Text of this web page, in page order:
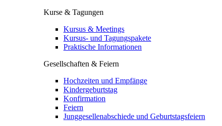
Kurse & Tagungen
Kursus & Meetings
Kursus- und Tagungspakete
Praktische Informationen
Gesellschaften & Feiern
Hochzeiten und Empfänge
Kindergeburtstag
Konfirmation
Feiern
Junggesellenabschiede und Geburtstagsfeiern